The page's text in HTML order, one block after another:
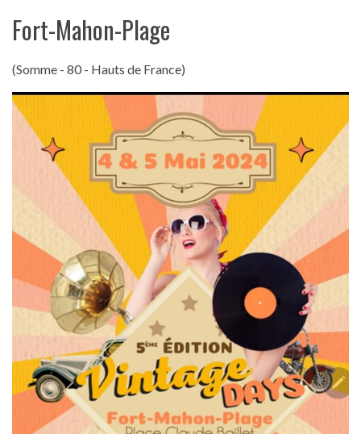
Fort-Mahon-Plage
(Somme - 80 - Hauts de France)